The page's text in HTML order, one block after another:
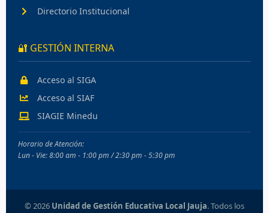
Directorio Institucional
🔐 GESTIÓN INTERNA
Acceso al SIGA
Acceso al SIAF
SIAGIE Minedu
Horario de Atención:
Lun - Vie: 8:00 am - 1:00 pm / 2:30 pm - 5:30 pm
© 2026 Unidad de Gestión Educativa Local Jauja. Todos los